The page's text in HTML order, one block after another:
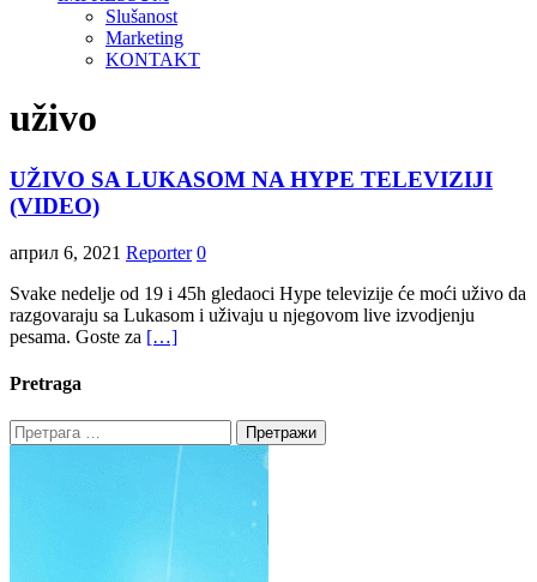
Slušanost
Marketing
KONTAKT
uživo
UŽIVO SA LUKASOM NA HYPE TELEVIZIJI
(VIDEO)
април 6, 2021 Reporter 0
Svake nedelje od 19 i 45h gledaoci Hype televizije će moći uživo da
razgovaraju sa Lukasom i uživaju u njegovom live izvodjenju
pesama. Goste za […]
Pretraga
Претрага
за: